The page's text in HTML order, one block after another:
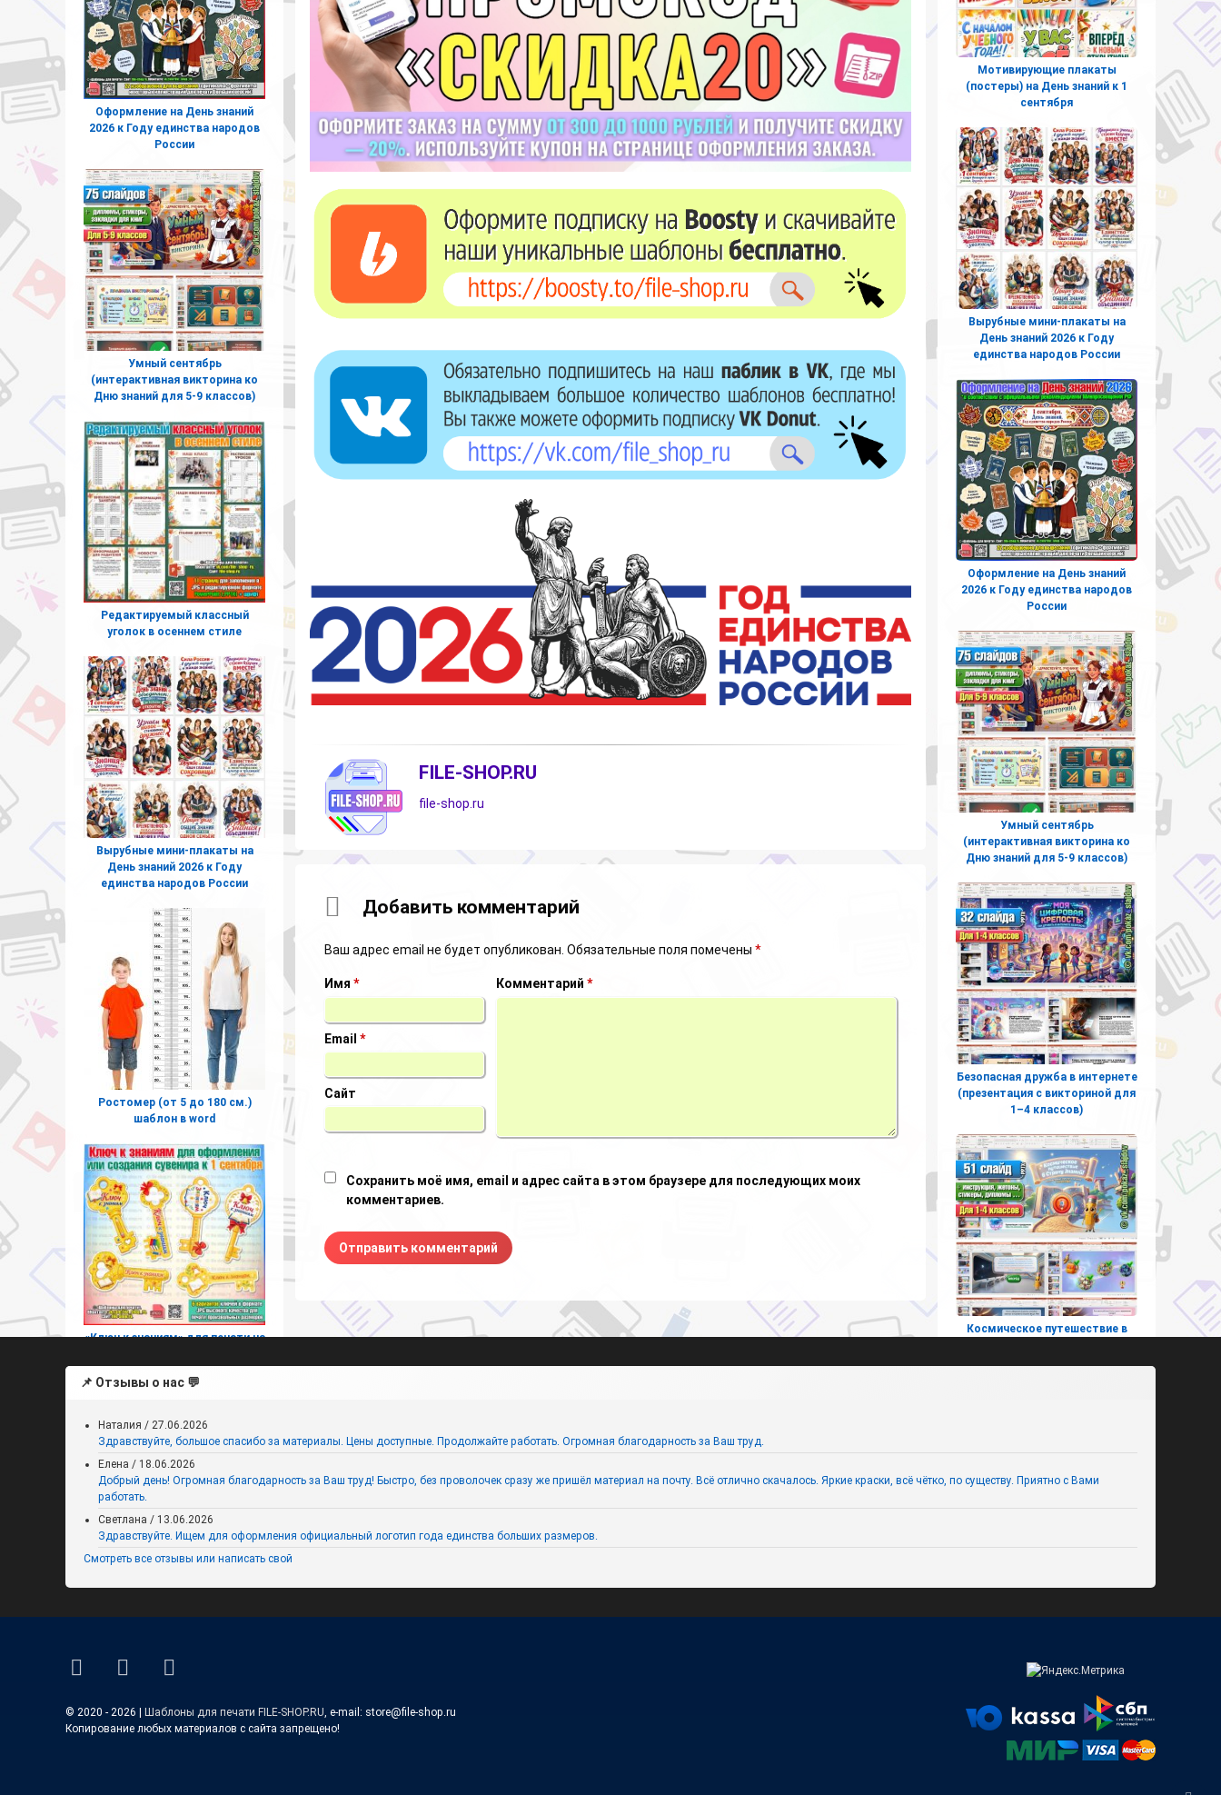
FILE-SHOP.RU
file-shop.ru
Комментарии
Добавить комментарий
Ваш адрес email не будет опубликован. Обязательные поля помечены *
Комментарий *
Имя *
Email *
Сайт
Сохранить моё имя, email и адрес сайта в этом браузере для последующих моих
комментариев.
Оформление на День знаний
2026 к Году единства народов
России
Умный сентябрь
(интерактивная викторина ко
Дню знаний для 5-9 классов)
Редактируемый классный
уголок в осеннем стиле
Вырубные мини-плакаты на
День знаний 2026 к Году
единства народов России
Ростомер (от 5 до 180 см.)
шаблон в word
«Ключ к знаниям» для печати на
День знаний к 1 сентября
Мотивирующие плакаты
(постеры) на День знаний к 1
сентября
Вырубные мини-плакаты на
День знаний 2026 к Году
единства народов России
Оформление на День знаний
2026 к Году единства народов
России
Умный сентябрь
(интерактивная викторина ко
Дню знаний для 5-9 классов)
Безопасная дружба в интернете
(презентация с викториной для
1–4 классов)
Космическое путешествие в
📌 Отзывы о нас 💬
Наталия / 27.06.2026
Здравствуйте, большое спасибо за материалы. Цены доступные. Продолжайте работать. Огромная благодарность за Ваш труд.
Елена / 18.06.2026
Добрый день! Огромная благодарность за Ваш труд! Быстро, без проволочек сразу же пришёл материал на почту. Всё отлично скачалось. Яркие краски, всё чётко, по существу. Приятно с Вами
работать.
Светлана / 13.06.2026
Здравствуйте. Ищем для оформления официальный логотип года единства больших размеров.
Смотреть все отзывы или написать свой
ВКонтакте
YouTube
E-mail
© 2020 - 2026 | Шаблоны для печати FILE-SHOP.RU, e-mail: store@file-shop.ru
Копирование любых материалов с сайта запрещено!